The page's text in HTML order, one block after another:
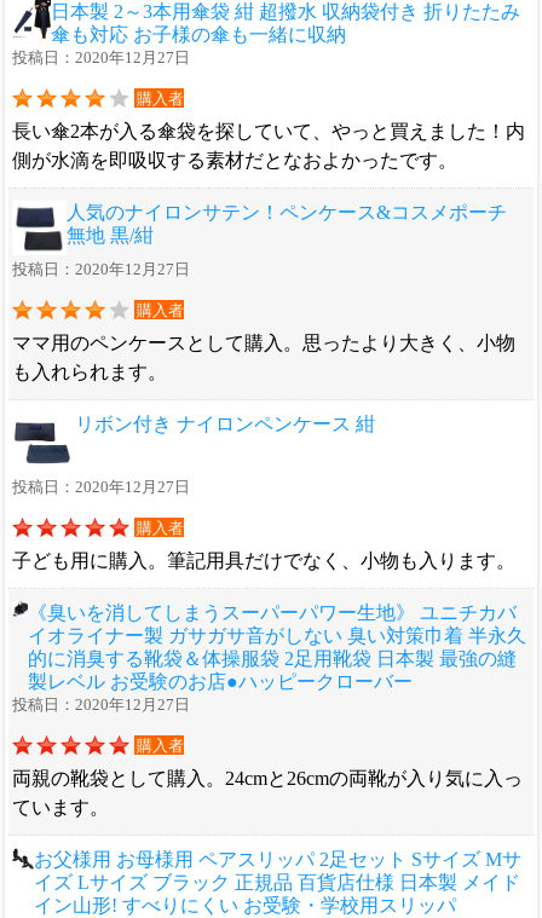
日本製 2～3本用傘袋 紺 超撥水 収納袋付き 折りたたみ
傘も対応 お子様の傘も一緒に収納
投稿日：2020年12月27日
購入者
長い傘2本が入る傘袋を探していて、やっと買えました！内
側が水滴を即吸収する素材だとなおよかったです。
人気のナイロンサテン！ペンケース&コスメポーチ
無地 黒/紺
投稿日：2020年12月27日
購入者
ママ用のペンケースとして購入。思ったより大きく、小物
も入れられます。
リボン付き ナイロンペンケース 紺
投稿日：2020年12月27日
購入者
子ども用に購入。筆記用具だけでなく、小物も入ります。
《臭いを消してしまうスーパーパワー生地》 ユニチカバ
イオライナー製 ガサガサ音がしない 臭い対策巾着 半永久
的に消臭する靴袋＆体操服袋 2足用靴袋 日本製 最強の縫
製レベル お受験のお店●ハッピークローバー
投稿日：2020年12月27日
購入者
両親の靴袋として購入。24cmと26cmの両靴が入り気に入っ
ています。
お父様用 お母様用 ペアスリッパ 2足セット Sサイズ Mサ
イズ Lサイズ ブラック 正規品 百貨店仕様 日本製 メイド
イン山形! すべりにくい お受験・学校用スリッパ